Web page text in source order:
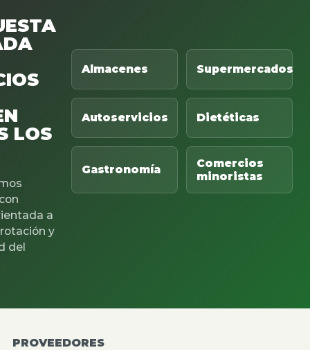
LOS
a
y
del
Almacenes Supermercados
Autoservicios Dietéticas
Gastronomía
Comercios
minoristas
PROVEEDORES